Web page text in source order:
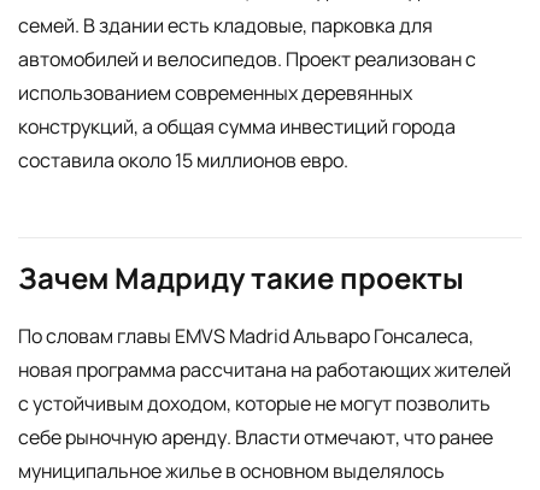
семей. В здании есть кладовые, парковка для
автомобилей и велосипедов. Проект реализован с
использованием современных деревянных
конструкций, а общая сумма инвестиций города
составила около 15 миллионов евро.
Зачем Мадриду такие проекты
По словам главы EMVS Madrid Альваро Гонсалеса,
новая программа рассчитана на работающих жителей
с устойчивым доходом, которые не могут позволить
себе рыночную аренду. Власти отмечают, что ранее
муниципальное жилье в основном выделялось